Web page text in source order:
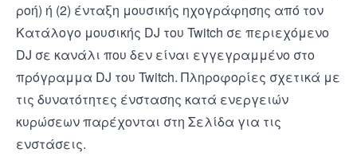
ροή) ή (2) ένταξη μουσικής ηχογράφησης από τον
Κατάλογο μουσικής DJ του Twitch σε περιεχόμενο
DJ σε κανάλι που δεν είναι εγγεγραμμένο στο
πρόγραμμα DJ του Twitch. Πληροφορίες σχετικά με
τις δυνατότητες ένστασης κατά ενεργειών
κυρώσεων παρέχονται στη Σελίδα για τις
ενστάσεις.